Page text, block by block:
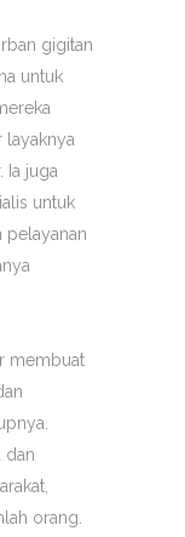
gigitan
untuk
layaknya
Ia juga
untuk
pelayanan
membuat
dan
orang.